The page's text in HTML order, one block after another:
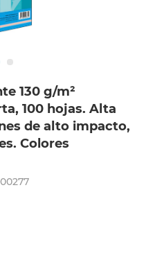
130 g/m²
100 hojas. Alta
de alto impacto,
Colores